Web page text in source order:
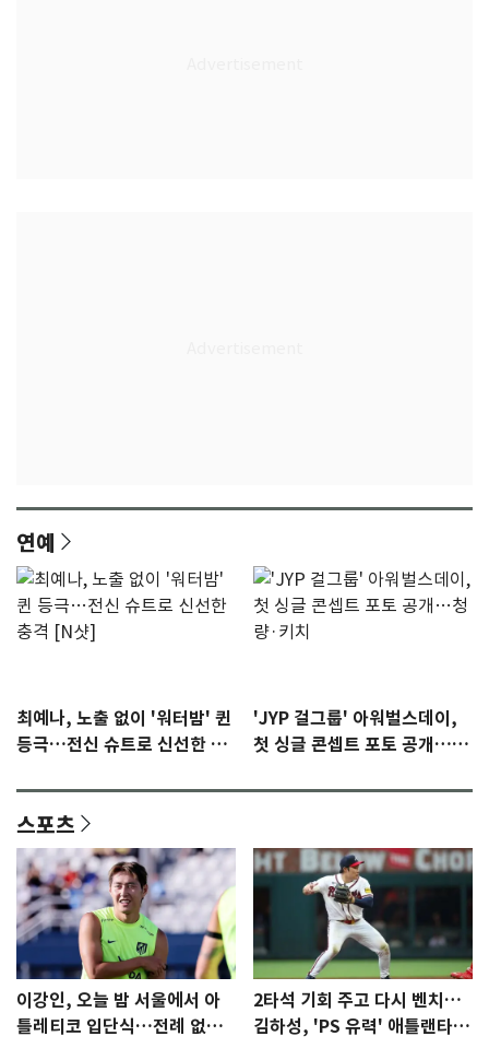
연예
최예나, 노출 없이 '워터밤' 퀸
등극…전신 슈트로 신선한 충
'JYP 걸그룹' 아워벌스데이,
첫 싱글 콘셉트 포토 공개…청
스포츠
이강인, 오늘 밤 서울에서 아
틀레티코 입단식…전례 없는
2타석 기회 주고 다시 벤치…
김하성, 'PS 유력' 애틀랜타에